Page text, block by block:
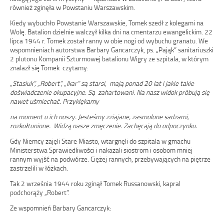
również zginęła w Powstaniu Warszawskim.
Kiedy wybuchło Powstanie Warszawskie, Tomek szedł z kolegami na
Wolę. Batalion dzielnie walczył kilka dni na cmentarzu ewangelickim. 22
lipca 1944 r. Tomek został ranny w obie nogi od wybuchu granatu. We
wspomnieniach autorstwa Barbary Gancarczyk, ps. „Pająk” sanitariuszki
2 plutonu Kompanii Szturmowej batalionu Wigry ze szpitala, w którym
znalazł się Tomek czytamy:
„Stasiuk”, „Robert”, „Ikar” są starsi, mają ponad 20 lat i jakie takie
doświadczenie okupacyjne. Są zahartowani. Na nasz widok próbują się
nawet uśmiechać. Przyklękamy
na moment u ich noszy. Jesteśmy zziajane, zasmolone sadzami,
rozkołtunione. Widzą nasze zmęczenie. Zachęcają do odpoczynku.
Gdy Niemcy zajęli Stare Miasto, wtargnęli do szpitala w gmachu
Ministerstwa Sprawiedliwości i nakazali siostrom i osobom mniej
rannym wyjść na podwórze. Ciężej rannych, przebywających na piętrze
zastrzelili w łóżkach.
Tak 2 września 1944 roku zginął Tomek Russanowski, kapral
podchorąży „Robert”.
Ze wspomnień Barbary Gancarczyk: